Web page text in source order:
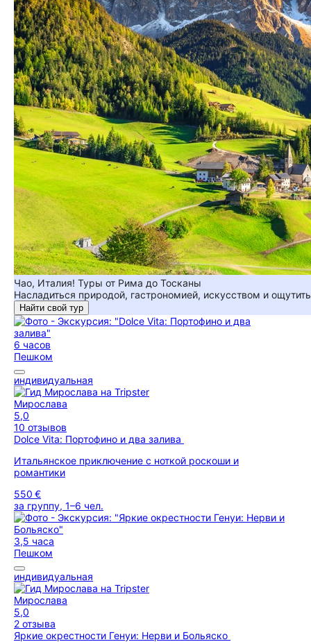
Чао, Италия! Туры от Рима до Тосканы
Насладиться природой, гастрономией, искусством и
Найти свой тур
6 часов
Пешком
индивидуальная
Мирослава
5,0
10 отзывов
Dolce Vita: Портофино и два залива
Итальянское приключение с ноткой роскоши и
романтики
550 €
за группу, 1–6 чел.
3,5 часа
Пешком
индивидуальная
Мирослава
5,0
2 отзыва
Яркие окрестности Генуи: Нерви и Больяско